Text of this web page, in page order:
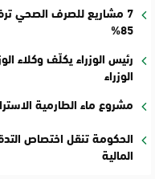
7 مشاريع للصرف الصحي
85%
رئيس الوزراء يكلّف وكلاء
الوزراء
مشروع ماء الطارمية
الحكومة تنقل اختصاص
المالية